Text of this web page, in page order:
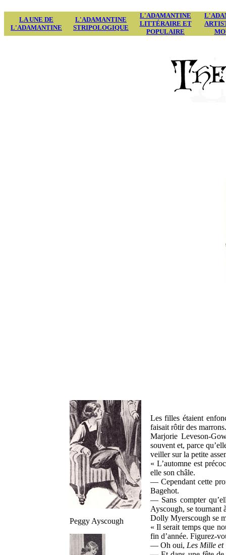
LA UNE DE
L'ADAMANTINE
L'ADAMANTINE
STRIPOLOGIQUE
L'ADAMANTINE
LITTÉRAIRE ET
POPULAIRE
Les filles étaient
faisait rôtir des marrons.
Marjorie Leveson-
souvent et, parce
veiller sur la petite
« L’automne est
elle son châle.
— Cependant cette
Bagehot.
— Sans compter
Ayscough, se tournant
Dolly Myerscough se
« Il serait temps que
fin d’année. Figurez-
— Oh oui, Les Mille et
Peggy Ayscough